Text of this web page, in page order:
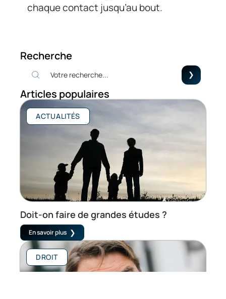
chaque contact jusqu’au bout.
Recherche
Articles populaires
ACTUALITÉS
Doit-on faire de grandes études ?
En savoir plus
DROIT